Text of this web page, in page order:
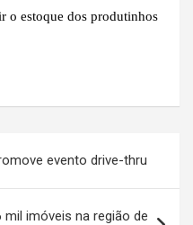
o estoque dos produtinhos
evento drive-thru
imóveis na região de